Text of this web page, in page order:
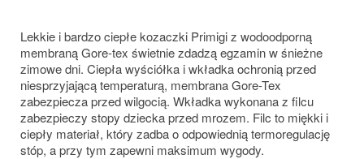
Lekkie i bardzo ciepłe kozaczki Primigi z wodoodporną
membraną Gore-tex świetnie zdadzą egzamin w śnieżne
zimowe dni. Ciepła wyściółka i wkładka ochronią przed
niesprzyjającą temperaturą, membrana Gore-Tex
zabezpiecza przed wilgocią. Wkładka wykonana z filcu
zabezpieczy stopy dziecka przed mrozem. Filc to miękki i
ciepły materiał, który zadba o odpowiednią termoregulację
stóp, a przy tym zapewni maksimum wygody.